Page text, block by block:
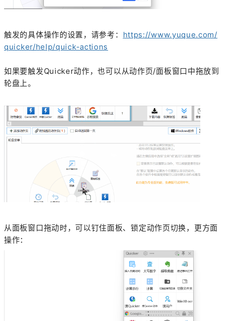
触发的具体操作的设置，请参考： https://www.yuque.com/
quicker/help/quick-actions
如果要触发Quicker动作，也可以从动作页/面板窗口中拖放到
轮盘上。
从面板窗口拖动时，可以钉住面板、锁定动作页切换，更方面
操作：